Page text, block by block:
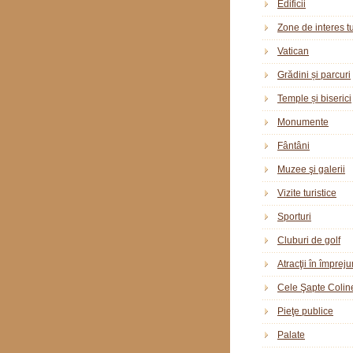
Edificii
Zone de interes
Vatican
Grădini și parcuri
Temple și biserici
Monumente
Fântâni
Muzee şi galerii
Vizite turistice
Sporturi
Cluburi de golf
Atracţii în
Cele Şapte
Pieţe publice
Palate